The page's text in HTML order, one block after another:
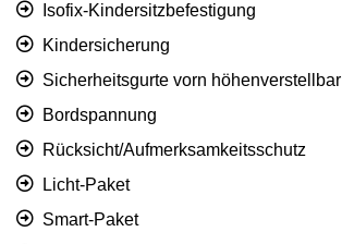
Isofix-Kindersitzbefestigung
Kindersicherung
Sicherheitsgurte vorn höhenverstellbar
Bordspannung
Rücksicht/Aufmerksamkeitsschutz
Licht-Paket
Smart-Paket